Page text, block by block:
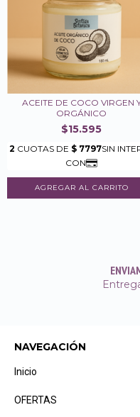
ACEITE DE COCO VIRGEN
ORGÁNICO
$15.595
NAVEGACIÓN
Inicio
OFERTAS